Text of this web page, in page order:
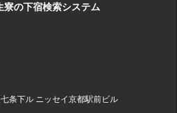
寮の下宿検索システム
条下ル ニッセイ京都駅前ビル